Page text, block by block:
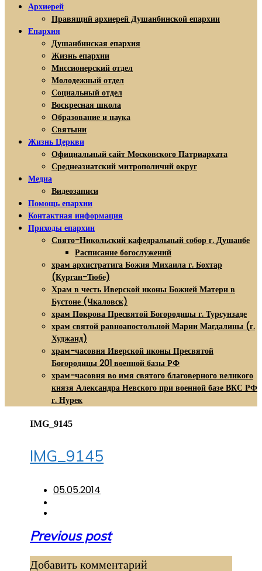
Архиерей
Правящий архиерей Душанбинской епархии
Епархия
Душанбинская епархия
Жизнь епархии
Миссионерский отдел
Молодежный отдел
Социальный отдел
Воскресная школа
Образование и наука
Святыни
Жизнь Церкви
Официальный сайт Московского Патриархата
Среднеазиатский митрополичий округ
Медиа
Видеозаписи
Помощь епархии
Контактная информация
Приходы епархии
Свято-Никольский кафедральный собор г. Душанбе
Расписание богослужений
храм архистратига Божия Михаила г. Бохтар
(Курган-Тюбе)
Храм в честь Иверской иконы Божией Матери в
Бустоне (Чкаловск)
храм Покрова Пресвятой Богородицы г. Турсунзаде
храм святой равноапостольной Марии Магдалины (г.
Худжанд)
храм-часовня Иверской иконы Пресвятой
Богородицы 201 военной базы РФ
храм-часовня во имя святого благоверного великого
князя Александра Невского при военной базе ВКС РФ
г. Нурек
IMG_9145
IMG_9145
05.05.2014
Навигация
записям
Previous post
Добавить комментарий